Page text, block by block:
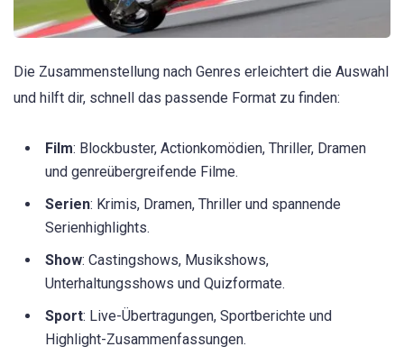
Die Zusammenstellung nach Genres erleichtert die Auswahl
und hilft dir, schnell das passende Format zu finden:
Film: Blockbuster, Actionkomödien, Thriller, Dramen
und genreübergreifende Filme.
Serien: Krimis, Dramen, Thriller und spannende
Serienhighlights.
Show: Castingshows, Musikshows,
Unterhaltungsshows und Quizformate.
Sport: Live-Übertragungen, Sportberichte und
Highlight-Zusammenfassungen.